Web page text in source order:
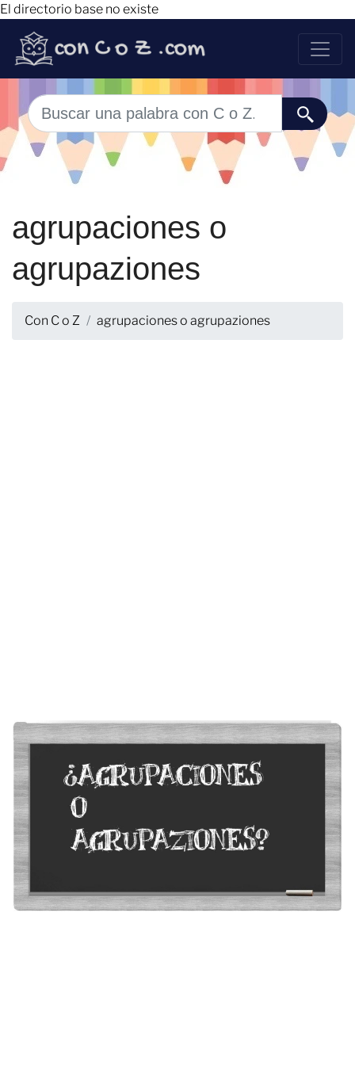
El directorio base no existe
agrupaciones o
agrupaziones
Con C o Z agrupaciones o agrupaziones